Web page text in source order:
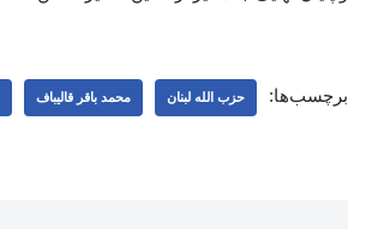
برچسب‌ها: حزب الله لبنان محمد باقر قالیباف